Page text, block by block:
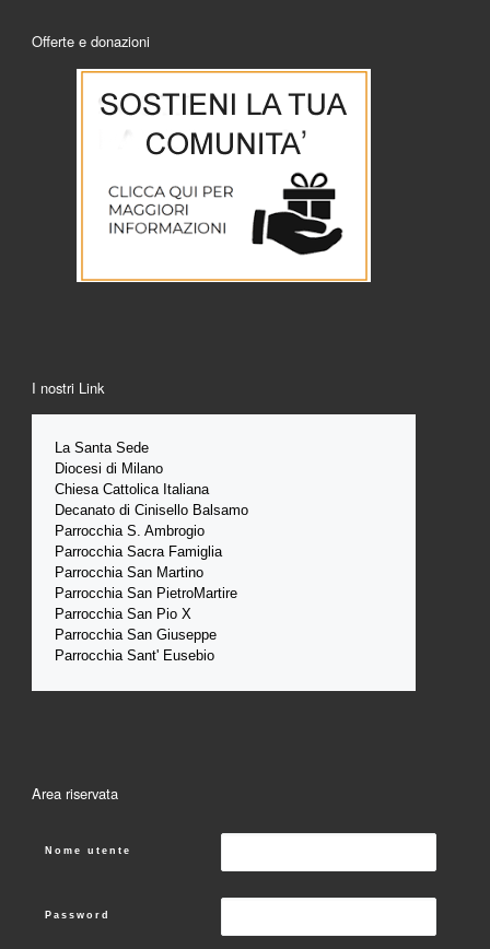
Offerte e donazioni
I nostri Link
La Santa Sede
Diocesi di Milano
Chiesa Cattolica Italiana
Decanato di Cinisello Balsamo
Parrocchia S. Ambrogio
Parrocchia Sacra Famiglia
Parrocchia San Martino
Parrocchia San PietroMartire
Parrocchia San Pio X
Parrocchia San Giuseppe
Parrocchia Sant' Eusebio
Area riservata
Nome utente
Password